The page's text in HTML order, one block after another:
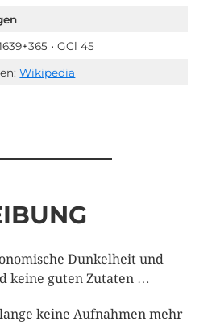
• GCl 45
Wikipedia
Dunkelheit und
keine guten Zutaten …
keine Aufnahmen mehr